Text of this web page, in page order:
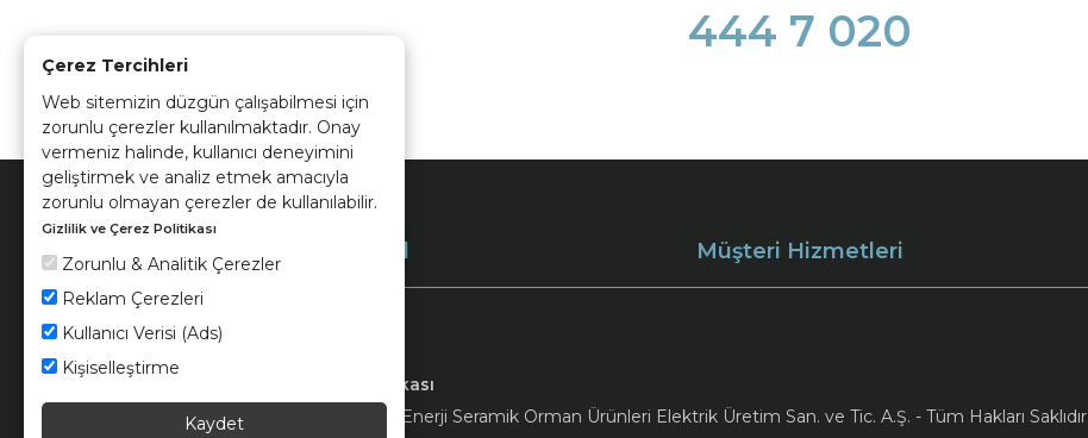
Çerez Tercihleri
Web sitemizin düzgün çalışabilmesi için
zorunlu çerezler kullanılmaktadır. Onay
vermeniz halinde, kullanıcı deneyimini
geliştirmek ve analiz etmek amacıyla
zorunlu olmayan çerezler de kullanılabilir.
Gizlilik ve Çerez Politikası
Zorunlu & Analitik Çerezler
Reklam Çerezleri
Kullanıcı Verisi (Ads)
Kişiselleştirme
Kaydet
444 7 020
Müşteri Hizmetleri
Kvkk ve Çerez Politikası
© 2026 Ünsa Madencilik Turizm Enerji Seramik Orman Ürünleri Elektrik Üretim San. ve Tic. A.Ş. - Tüm Hakları Saklıdır